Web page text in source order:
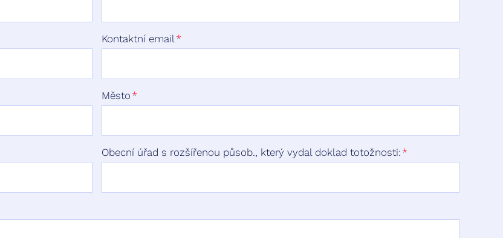
Kontaktní email
Město
Obecní úřad s rozšířenou působ., který vydal doklad totožnosti: